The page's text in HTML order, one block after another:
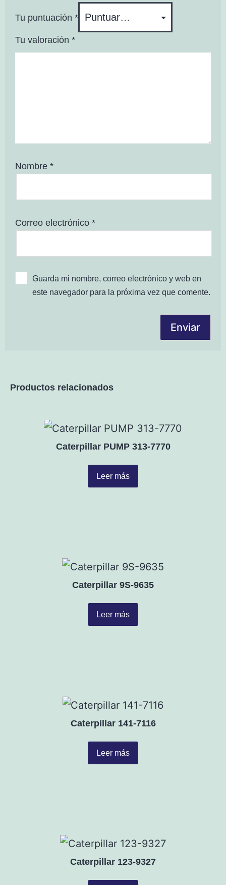
Tu puntuación *
Tu valoración *
Nombre *
Correo electrónico *
Guarda mi nombre, correo electrónico y web en
este navegador para la próxima vez que comente.
Productos relacionados
Caterpillar PUMP 313-7770
Leer más
Caterpillar 9S-9635
Leer más
Caterpillar 141-7116
Leer más
Caterpillar 123-9327